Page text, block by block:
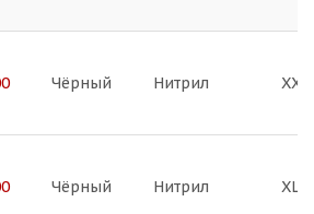
Чёрный Нитрил XXL
Чёрный Нитрил XL